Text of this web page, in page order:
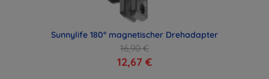
Sunnylife 180° magnetischer Drehadapter
16,90 €
12,67 €